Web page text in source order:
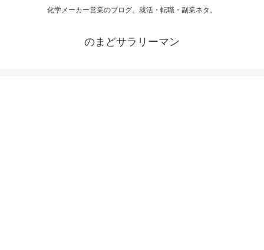
化学メーカー営業のブログ。就活・転職・副業ネタ。
のまどサラリーマン